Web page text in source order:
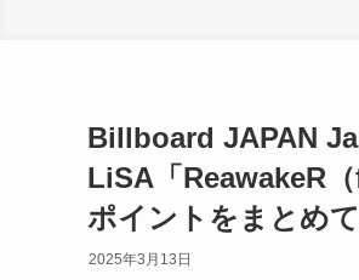
Billboard JAPAN
LiSA「ReawakeR
ポイントをまとめ
2025年3月13日